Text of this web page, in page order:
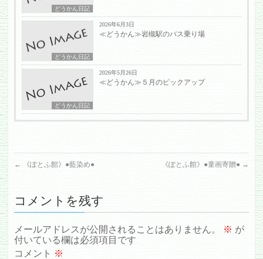
どうかん日記
どうかん日記
2026年6月3日
≪どうかん≫岩槻駅のバス乗り場
どうかん日記
2026年5月26日
≪どうかん≫５月のピックアップ
← 《ぽとふ館》●藍染め● 《ぽとふ館》●童画寄贈● →
コメントを残す
メールアドレスが公開されることはありません。 ※ が
付いている欄は必須項目です
コメント ※